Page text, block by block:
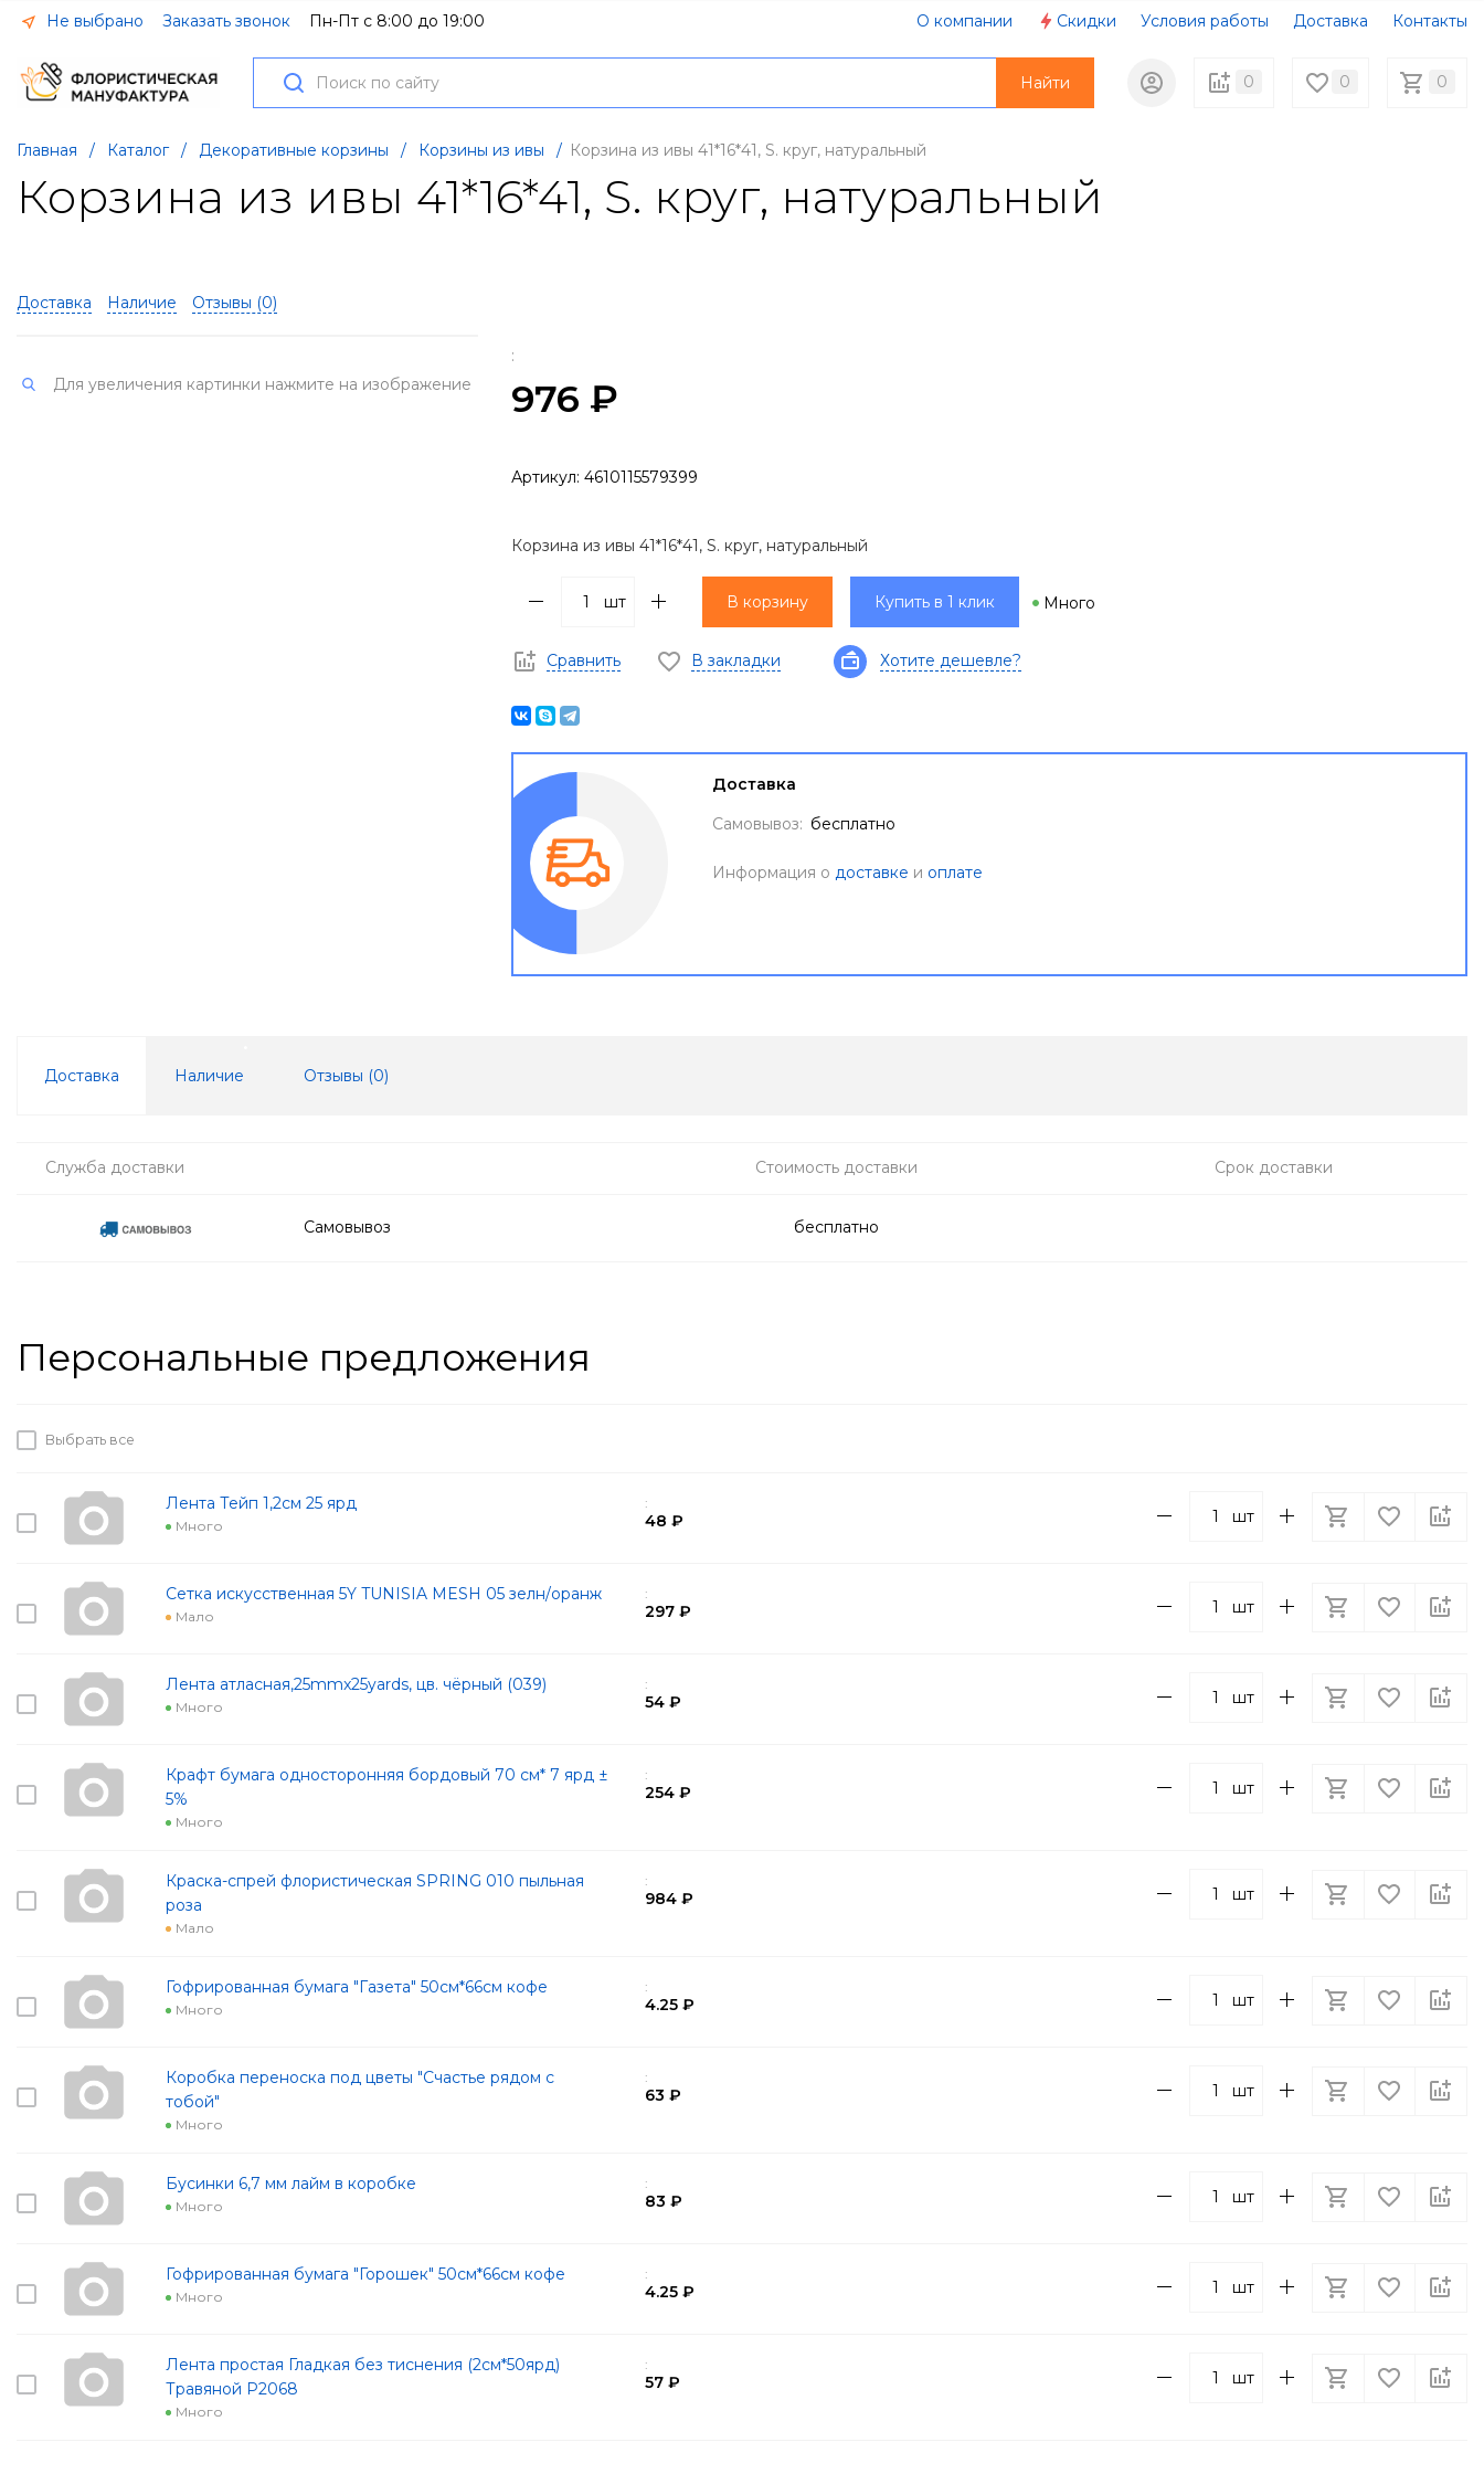
Не выбрано Заказать звонок Пн-Пт с 8:00 до 19:00 О компании Скидки Условия работы Доставка Контакты
0 0 0
Найти
Главная / Каталог / Декоративные корзины / Корзины из ивы / Корзина из ивы 41*16*41, S. круг, натуральный
Корзина из ивы 41*16*41, S. круг, натуральный
Доставка Наличие Отзывы (0)
Для увеличения картинки нажмите на изображение
:
976 ₽
Артикул: 4610115579399
Корзина из ивы 41*16*41, S. круг, натуральный
шт В корзину Купить в 1 клик Много
Сравнить В закладки Хотите дешевле?
Доставка
Самовывоз: бесплатно
Информация о доставке и оплате
Доставка Наличие Отзывы (0)
Служба доставки Стоимость доставки Срок доставки
Самовывоз бесплатно
Персональные предложения
Выбрать все
Лента Тейп 1,2см 25 ярд
Много
:
48 ₽ шт
Сетка искусственная 5Y TUNISIA MESH 05 зелн/оранж
Мало
:
297 ₽ шт
Лента атласная,25mmx25yards, цв. чёрный (039)
Много
:
54 ₽ шт
Крафт бумага односторонняя бордовый 70 см* 7 ярд ±
5%
Много
:
254 ₽ шт
Краска-спрей флористическая SPRING 010 пыльная
роза
Мало
:
984 ₽ шт
Гофрированная бумага "Газета" 50см*66см кофе
Много
:
4.25 ₽ шт
Коробка переноска под цветы "Счастье рядом с
тобой"
Много
:
63 ₽ шт
Бусинки 6,7 мм лайм в коробке
Много
:
83 ₽ шт
Гофрированная бумага "Горошек" 50см*66см кофе
Много
:
4.25 ₽ шт
Лента простая Гладкая без тиснения (2см*50ярд)
Травяной Р2068
Много
:
57 ₽ шт